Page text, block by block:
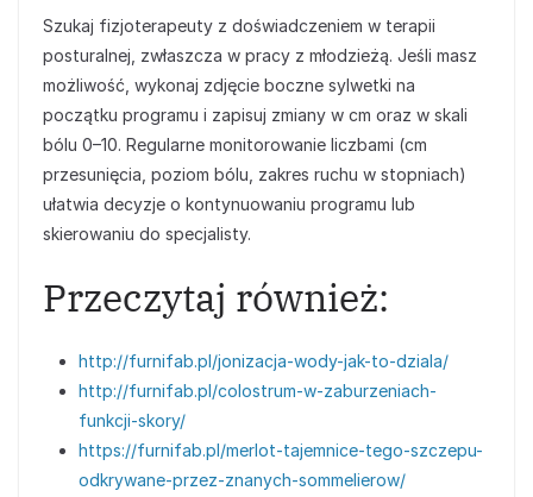
Szukaj fizjoterapeuty z doświadczeniem w terapii
posturalnej, zwłaszcza w pracy z młodzieżą. Jeśli masz
możliwość, wykonaj zdjęcie boczne sylwetki na
początku programu i zapisuj zmiany w cm oraz w skali
bólu 0–10. Regularne monitorowanie liczbami (cm
przesunięcia, poziom bólu, zakres ruchu w stopniach)
ułatwia decyzje o kontynuowaniu programu lub
skierowaniu do specjalisty.
Przeczytaj również:
http://furnifab.pl/jonizacja-wody-jak-to-dziala/
http://furnifab.pl/colostrum-w-zaburzeniach-
funkcji-skory/
https://furnifab.pl/merlot-tajemnice-tego-szczepu-
odkrywane-przez-znanych-sommelierow/